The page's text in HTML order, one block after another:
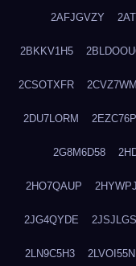
2AFJGVZY
2BKKV1H5
2CSOTXFR
2DU7LORM
2G8M6D58
2HO7QAUP
2JG4QYDE
2LN9C5H3 2LVOI55N